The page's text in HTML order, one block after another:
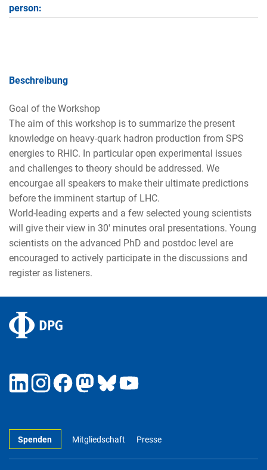
person:
Beschreibung
Goal of the Workshop
The aim of this workshop is to summarize the present
knowledge on heavy-quark hadron production from SPS
energies to RHIC. In particular open experimental issues
and challenges to theory should be addressed. We
encourgae all speakers to make their ultimate predictions
before the imminent startup of LHC.
World-leading experts and a few selected young scientists
will give their view in 30' minutes oral presentations. Young
scientists on the advanced PhD and postdoc level are
encouraged to actively participate in the discussions and
register as listeners.
Spenden Mitgliedschaft Presse